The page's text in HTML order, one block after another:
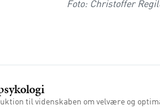
Foto: Christoffer
til videnskaben om velvære og